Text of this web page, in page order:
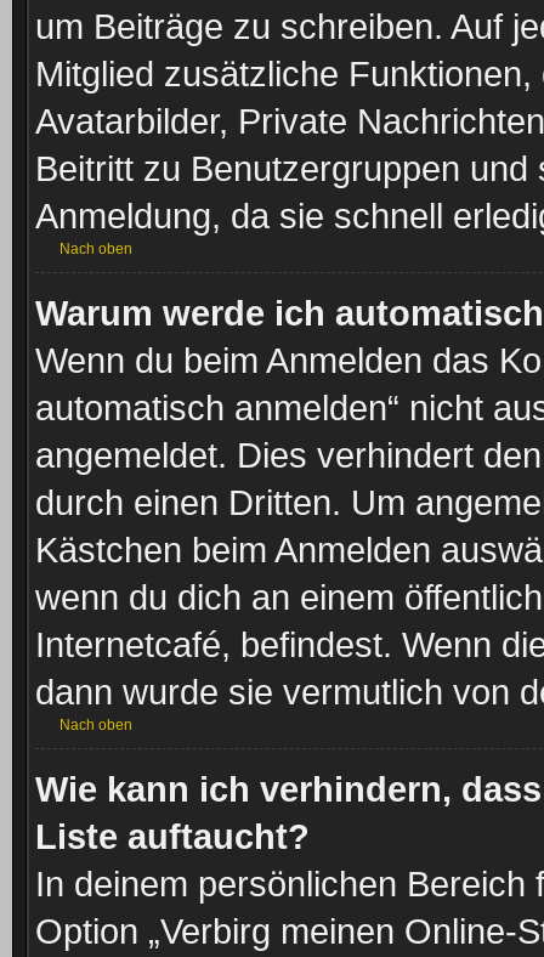
um Beiträge zu schreiben. Auf
Mitglied zusätzliche
Avatarbilder, Private
Beitritt zu Benutzergruppen
Anmeldung, da sie schnell
Nach oben
Warum werde ich
Wenn du beim Anmelden das
automatisch anmelden“ nicht
angemeldet. Dies verhindert
durch einen Dritten. Um
Kästchen beim Anmelden
wenn du dich an einem
Internetcafé, befindest. Wenn
dann wurde sie vermutlich von
Nach oben
Wie kann ich verhindern,
Liste auftaucht?
In deinem persönlichen
Option „Verbirg meinen Online-